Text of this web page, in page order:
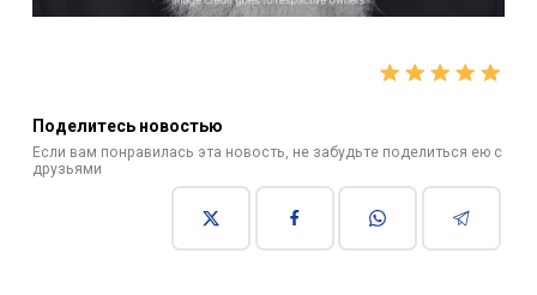
Поделитесь новостью
Если вам понравилась эта новость, не забудьте поделиться ею с
друзьями